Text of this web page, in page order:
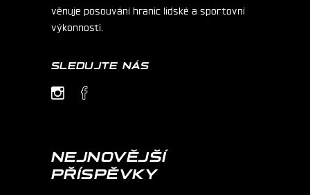
věnuje posouvání hranic lidské a sportovní
výkonnosti.
SLEDUJTE NÁS
NEJNOVĚJŠÍ
PŘÍSPĚVKY